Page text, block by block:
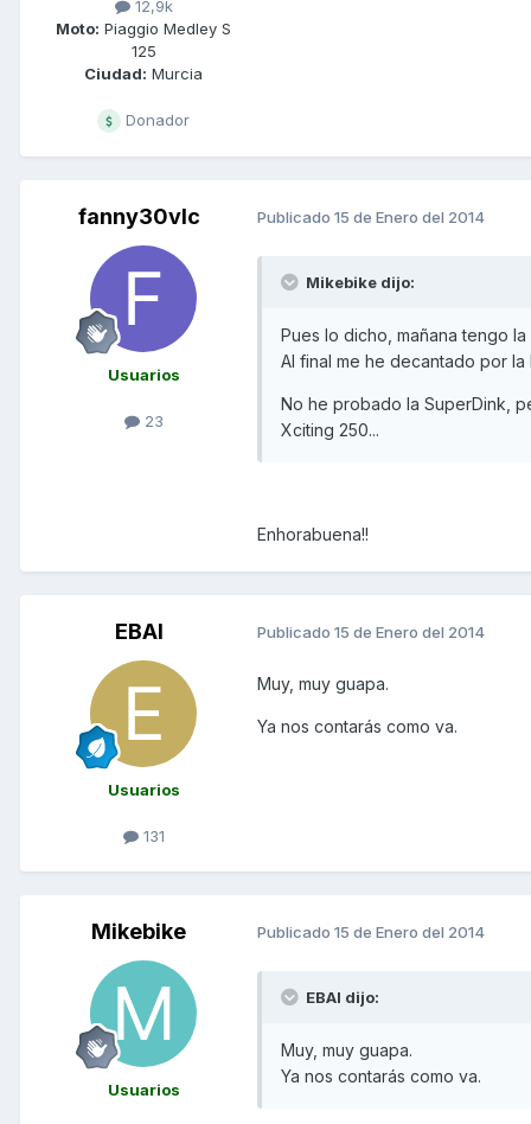
12,9k
Moto: Piaggio Medley S
125
Ciudad: Murcia
Donador
fanny30vlc
Usuarios
23
Publicado 15 de Enero del 2014
Mikebike dijo:
Pues lo dicho, mañana tengo la
Al final me he decantado por
No he probado la SuperDink,
Xciting 250...
Enhorabuena!!
EBAI
Usuarios
131
Publicado 15 de Enero del 2014
Muy, muy guapa.
Ya nos contarás como va.
Mikebike
Usuarios
Publicado 15 de Enero del 2014
EBAI dijo:
Muy, muy guapa.
Ya nos contarás como va.